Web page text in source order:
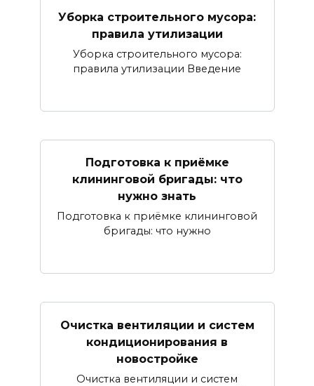
Уборка строительного мусора:
правила утилизации
Уборка строительного мусора:
правила утилизации Введение
Подготовка к приёмке
клининговой бригады: что
нужно знать
Подготовка к приёмке клининговой
бригады: что нужно
Очистка вентиляции и систем
кондиционирования в
новостройке
Очистка вентиляции и систем